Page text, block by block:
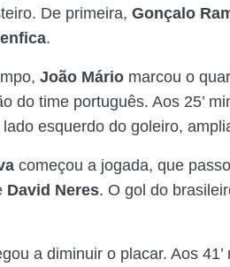
De primeira, Gonçalo
.
João Mário marcou o
do time português. Aos 25’
esquerdo do goleiro,
começou a jogada, que
David Neres. O gol do
a diminuir o placar. Aos 41’